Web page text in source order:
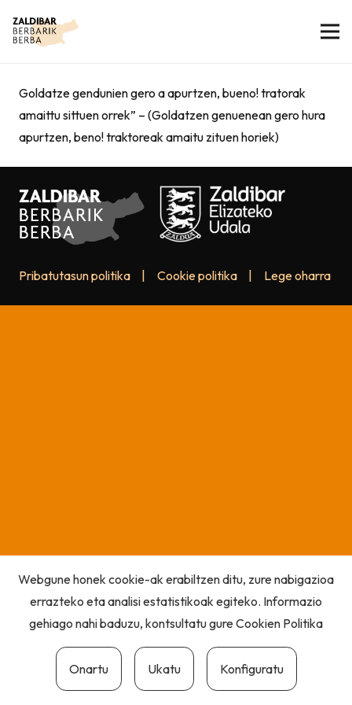
Goldatze gendunien gero a apurtzen, bueno! tratorak
amaittu sittuen orrek” – (Goldatzen genuenean gero hura
apurtzen, beno! traktoreak amaitu zituen horiek)
Pribatutasun politika Cookie politika Lege oharra
Webgune honek cookie-ak erabiltzen ditu, zure nabigazioa
errazteko eta analisi estatistikoak egiteko. Informazio
gehiago nahi baduzu, kontsultatu gureCookien Politika
Onartu Ukatu Konfiguratu